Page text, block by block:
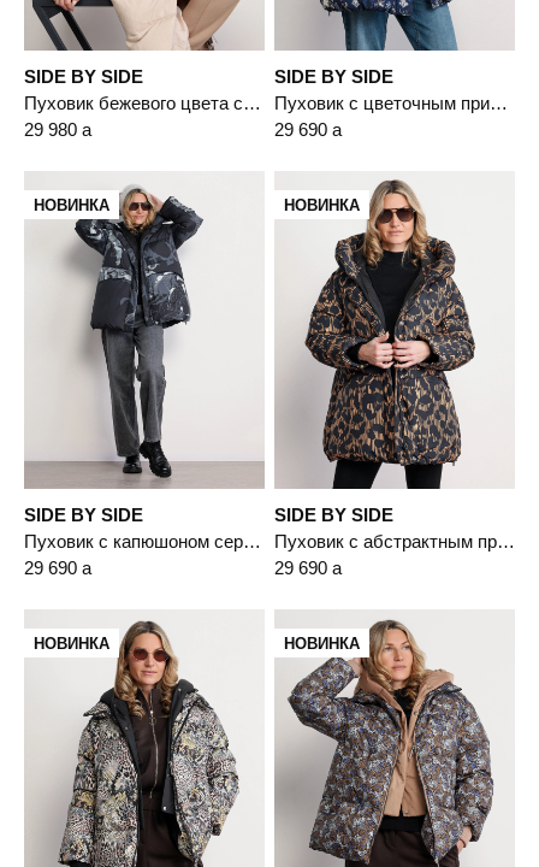
SIDE BY SIDE
Пуховик бежевого цвета с капюшоном
29 980 a
SIDE BY SIDE
Пуховик с цветочным принтом синего цвета с капюшоном
29 690 a
НОВИНКА
SIDE BY SIDE
Пуховик с капюшоном серого цвета с пухом белой утки
29 690 a
НОВИНКА
SIDE BY SIDE
Пуховик с абстрактным принтом коричневого цвета с капюшоном
29 690 a
НОВИНКА НОВИНКА